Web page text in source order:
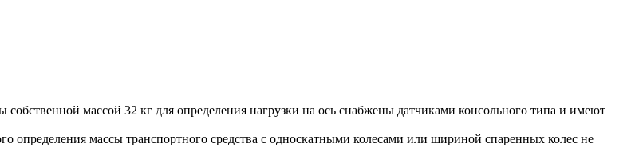
массой 32 кг для определения нагрузки на ось снабжены датчиками консольного типа и имеют
определения массы транспортного средства с односкатными колесами или шириной спаренных колес не